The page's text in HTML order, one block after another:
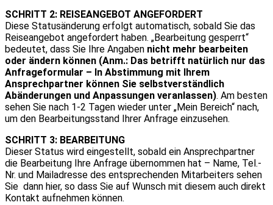
SCHRITT 2: REISEANGEBOT ANGEFORDERT
Diese Statusänderung erfolgt automatisch, sobald Sie das
Reiseangebot angefordert haben. „Bearbeitung gesperrt“
bedeutet, dass Sie Ihre Angaben nicht mehr bearbeiten
oder ändern können (Anm.: Das betrifft natürlich nur das
Anfrageformular – In Abstimmung mit Ihrem
Ansprechpartner können Sie selbstverständlich
Abänderungen und Anpassungen veranlassen). Am besten
sehen Sie nach 1-2 Tagen wieder unter „Mein Bereich“ nach,
um den Bearbeitungsstand Ihrer Anfrage einzusehen.
SCHRITT 3: BEARBEITUNG
Dieser Status wird eingestellt, sobald ein Ansprechpartner
die Bearbeitung Ihre Anfrage übernommen hat – Name, Tel.-
Nr. und Mailadresse des entsprechenden Mitarbeiters sehen
Sie dann hier, so dass Sie auf Wunsch mit diesem auch direkt
Kontakt aufnehmen können.